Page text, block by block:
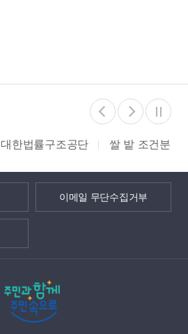
대한법률구조공단 쌀 밭 조건분리
이메일 무단수집거부